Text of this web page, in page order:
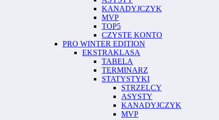
KANADYJCZYK
MVP
TOP5
CZYSTE KONTO
PRO WINTER EDITION
EKSTRAKLASA
TABELA
TERMINARZ
STATYSTYKI
STRZELCY
ASYSTY
KANADYJCZYK
MVP